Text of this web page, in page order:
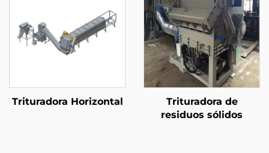
Trituradora Horizontal
Trituradora de
residuos sólidos